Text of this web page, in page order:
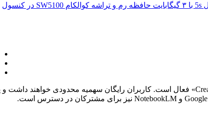
ساعت هوشمند پیکسل 5s با ۳ گیگابایت حافظه رم و تراشه کوالکام SW5100 در کنسول